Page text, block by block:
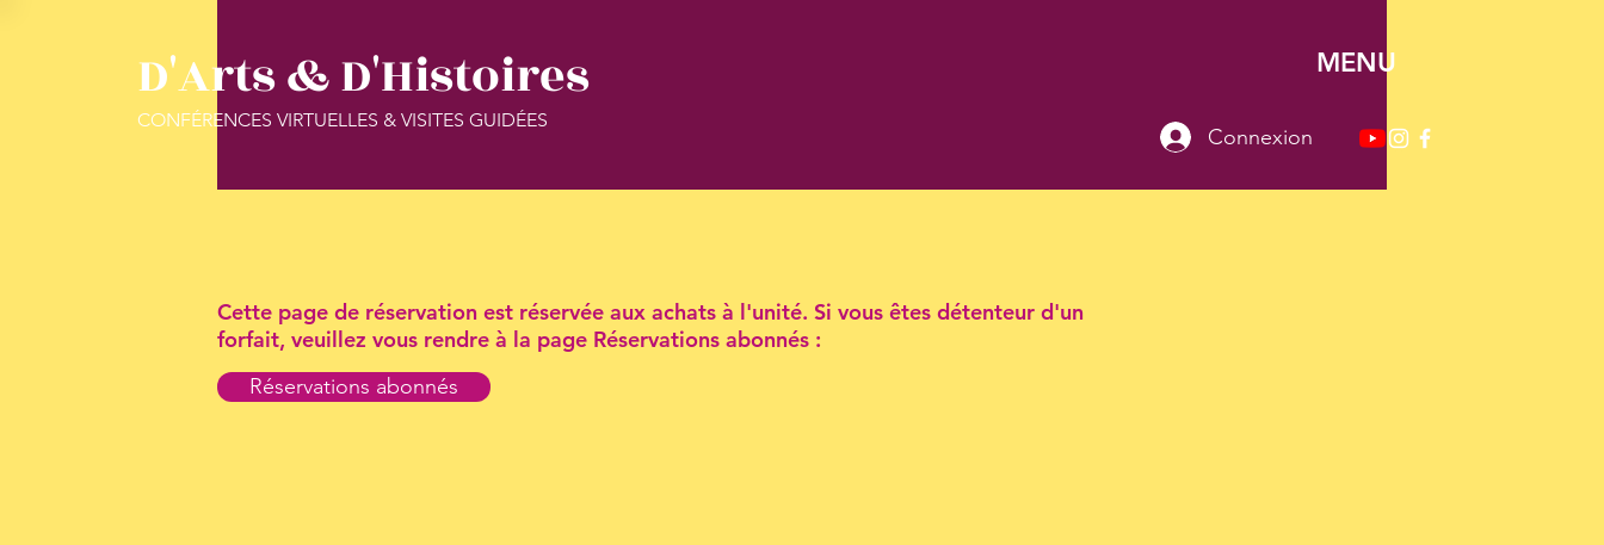
D'Arts & D'Histoires
CONFÉRENCES VIRTUELLES & VISITES GUIDÉES
Connexion
MENU
Cette page de réservation est réservée aux achats à l'unité. Si vous êtes détenteur d'un
forfait, veuillez vous rendre à la page Réservations abonnés :
Réservations abonnés